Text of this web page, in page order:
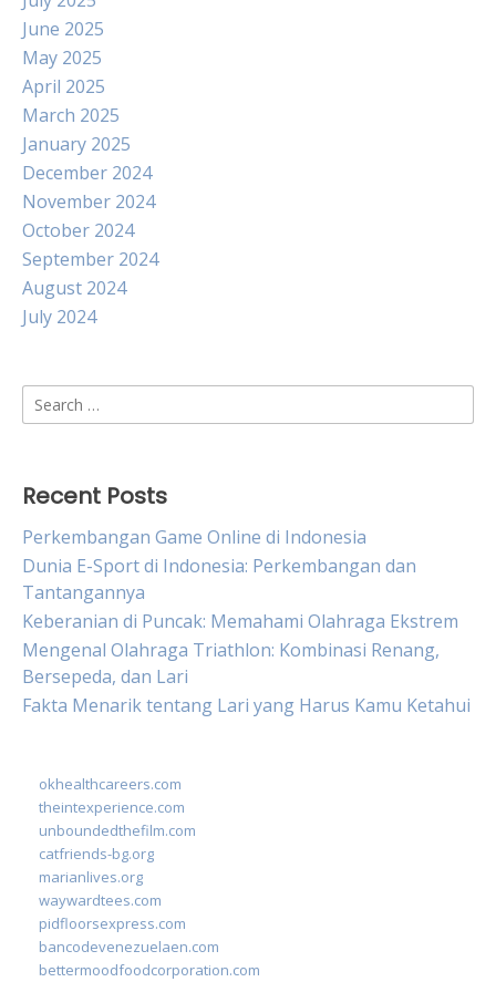
June 2025
May 2025
April 2025
March 2025
January 2025
December 2024
November 2024
October 2024
September 2024
August 2024
July 2024
Search
for:
Recent Posts
Perkembangan Game Online di Indonesia
Dunia E-Sport di Indonesia: Perkembangan dan
Tantangannya
Keberanian di Puncak: Memahami Olahraga Ekstrem
Mengenal Olahraga Triathlon: Kombinasi Renang,
Bersepeda, dan Lari
Fakta Menarik tentang Lari yang Harus Kamu Ketahui
okhealthcareers.com
theintexperience.com
unboundedthefilm.com
catfriends-bg.org
marianlives.org
waywardtees.com
pidfloorsexpress.com
bancodevenezuelaen.com
bettermoodfoodcorporation.com